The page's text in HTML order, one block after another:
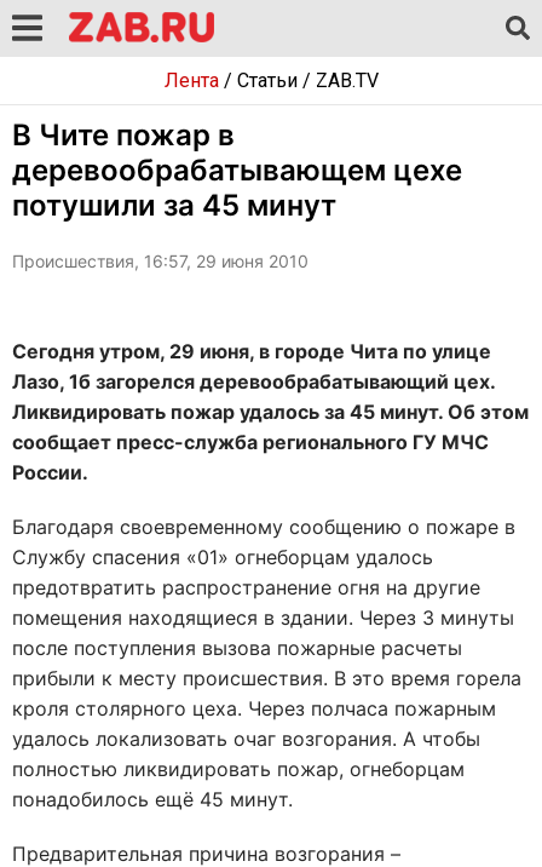
Лента/ Статьи/ ZAB.TV
В Чите пожар в
деревообрабатывающем цехе
потушили за 45 минут
Происшествия, 16:57, 29 июня 2010
Сегодня утром, 29 июня, в городе Чита по улице
Лазо, 1б загорелся деревообрабатывающий цех.
Ликвидировать пожар удалось за 45 минут. Об этом
сообщает пресс-служба регионального ГУ МЧС
России.
Благодаря своевременному сообщению о пожаре в
Службу спасения «01» огнеборцам удалось
предотвратить распространение огня на другие
помещения находящиеся в здании. Через 3 минуты
после поступления вызова пожарные расчеты
прибыли к месту происшествия. В это время горела
кроля столярного цеха. Через полчаса пожарным
удалось локализовать очаг возгорания. А чтобы
полностью ликвидировать пожар, огнеборцам
понадобилось ещё 45 минут.
Предварительная причина возгорания –